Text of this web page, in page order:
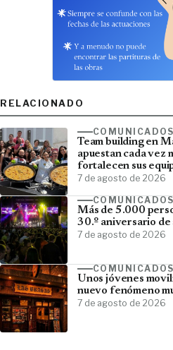
RELACIONADO
COMUNICADOS
Team building en
apuestan cada vez
fortalecen sus
7 de agosto de 2026
Más de 5.000
30.º aniversario de
7 de agosto de 2026
Unos jóvenes
nuevo fenómeno
7 de agosto de 2026